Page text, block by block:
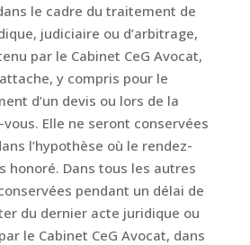
le cadre du traitement de
judiciaire ou d’arbitrage,
par le Cabinet CeG Avocat,
y compris pour le
d’un devis ou lors de la
vous. Elle ne seront conservées
l’hypothèse où le rendez-
honoré. Dans tous les autres
pendant un délai de
du dernier acte juridique ou
le Cabinet CeG Avocat, dans